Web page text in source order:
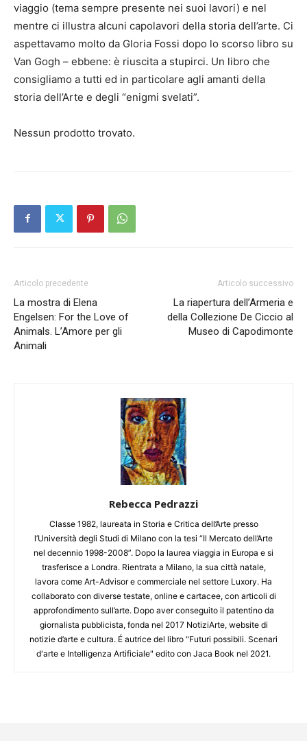
viaggio (tema sempre presente nei suoi lavori) e nel
mentre ci illustra alcuni capolavori della storia dell’arte. Ci
aspettavamo molto da Gloria Fossi dopo lo scorso libro su
Van Gogh – ebbene: è riuscita a stupirci. Un libro che
consigliamo a tutti ed in particolare agli amanti della
storia dell’Arte e degli “enigmi svelati”.
Nessun prodotto trovato.
Articolo precedente
La mostra di Elena
Engelsen: For the Love of
Animals. L’Amore per gli
Animali
Articolo successivo
La riapertura dell’Armeria e
della Collezione De Ciccio al
Museo di Capodimonte
Rebecca Pedrazzi
Classe 1982, laureata in Storia e Critica dell’Arte presso
l’Università degli Studi di Milano con la tesi “Il Mercato dell’Arte
nel decennio 1998-2008”. Dopo la laurea viaggia in Europa e si
trasferisce a Londra. Rientrata a Milano, la sua città natale,
lavora come Art-Advisor e commerciale nel settore Luxory. Ha
collaborato con diverse testate, online e cartacee, con articoli di
approfondimento sull’arte. Dopo aver conseguito il patentino da
giornalista pubblicista, fonda nel 2017 NotiziArte, website di
notizie d’arte e cultura. É autrice del libro "Futuri possibili. Scenari
d'arte e Intelligenza Artificiale" edito con Jaca Book nel 2021.